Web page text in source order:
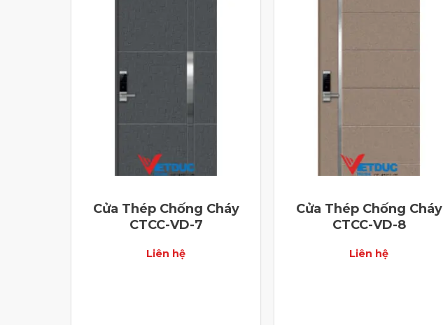
Cửa Thép Chống Cháy
CTCC-VD-7
Liên hệ
Cửa Thép Chống Cháy
CTCC-VD-8
Liên hệ